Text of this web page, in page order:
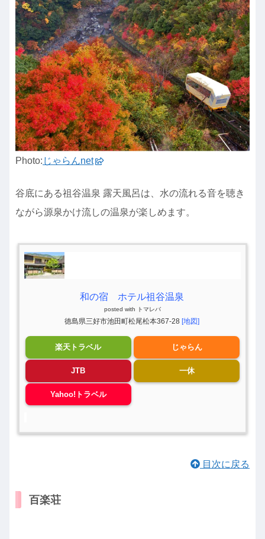
Photo: じゃらんnet
谷底にある祖谷温泉 露天風呂は、水の流れる音を聴き
ながら源泉かけ流しの温泉が楽しめます。
和の宿 ホテル祖谷温泉
posted with トマレバ
徳島県三好市池田町松尾松本367-28 [地図]
楽天トラベル じゃらん
JTB 一休
Yahoo!トラベル
目次に戻る
百楽荘